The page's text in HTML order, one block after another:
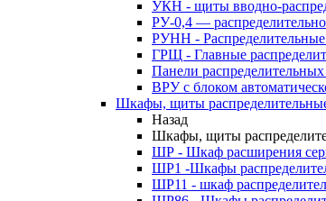
УКН - щиты вводно-
РУ-0,4 —
РУНН - Распределительные
ГРЩ - Главные
Панели
ВРУ с блоком
Шкафы, щиты
Назад
Шкафы, щиты
ШР - Шкаф расширения
ШР1 -Шкафы
ШР11 - шкаф